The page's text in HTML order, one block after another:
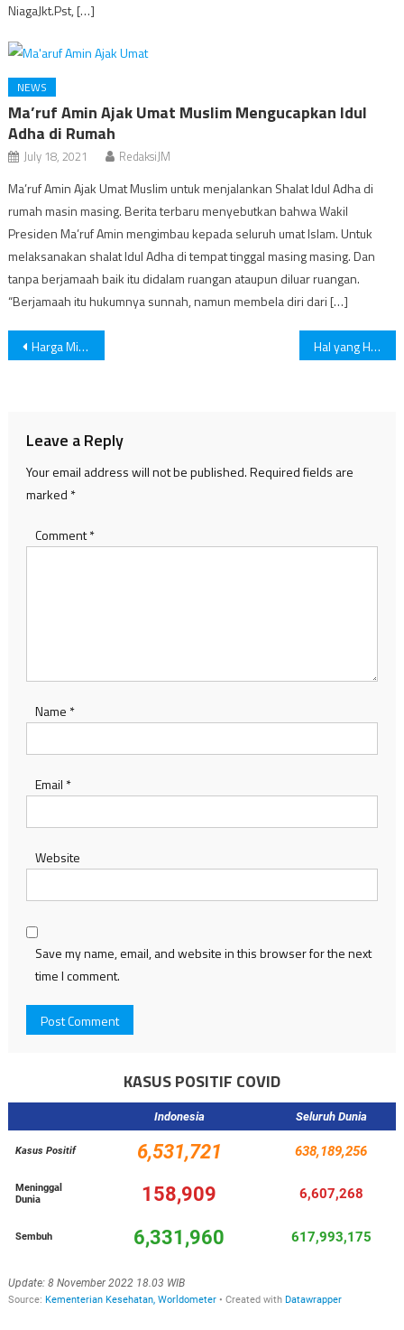
NiagaJkt.Pst, […]
NEWS
Ma’ruf Amin Ajak Umat Muslim Mengucapkan Idul
Adha di Rumah
July 18, 2021 RedaksiJM
Ma’ruf Amin Ajak Umat Muslim untuk menjalankan Shalat Idul Adha di
rumah masin masing. Berita terbaru menyebutkan bahwa Wakil
Presiden Ma’ruf Amin mengimbau kepada seluruh umat Islam. Untuk
melaksanakan shalat Idul Adha di tempat tinggal masing masing. Dan
tanpa berjamaah baik itu didalam ruangan ataupun diluar ruangan.
“Berjamaah itu hukumnya sunnah, namun membela diri dari […]
Post
Harga Minyak Dunia Naik, Tertinggi Sejak Agustus Hal yang Harus Dihindari Sebelum Hari Pernikahan
Leave a Reply
Your email address will not be published.Required fields are
marked *
Comment*
Name *
Email *
Website
Save my name, email, and website in this browser for the next
time I comment.
KASUS POSITIF COVID